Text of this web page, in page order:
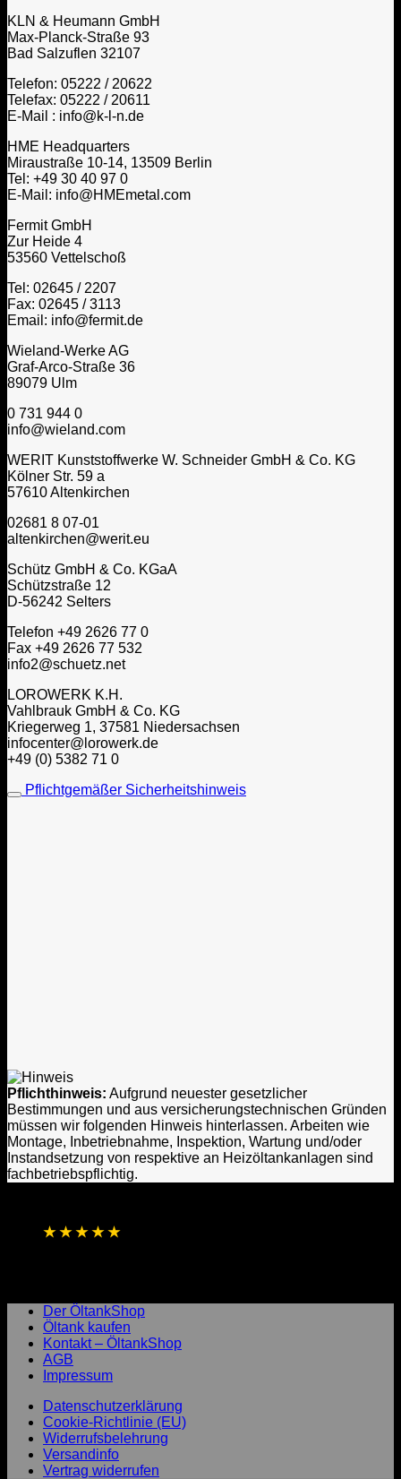
KLN & Heumann GmbH
Max-Planck-Straße 93
Bad Salzuflen 32107
Telefon: 05222 / 20622
Telefax: 05222 / 20611
E-Mail : info@k-l-n.de
HME Headquarters
Miraustraße 10-14, 13509 Berlin
Tel: +49 30 40 97 0
E-Mail: info@HMEmetal.com
Fermit GmbH
Zur Heide 4
53560 Vettelschoß
Tel: 02645 / 2207
Fax: 02645 / 3113
Email: info@fermit.de
Wieland-Werke AG
Graf-Arco-Straße 36
89079 Ulm
0 731 944 0
info@wieland.com
WERIT Kunststoffwerke W. Schneider GmbH & Co. KG
Kölner Str. 59 a
57610 Altenkirchen
02681 8 07-01
altenkirchen@werit.eu
Schütz GmbH & Co. KGaA
Schützstraße 12
D-56242 Selters
Telefon +49 2626 77 0
Fax +49 2626 77 532
info2@schuetz.net
LOROWERK K.H.
Vahlbrauk GmbH & Co. KG
Kriegerweg 1, 37581 Niedersachsen
infocenter@lorowerk.de
+49 (0) 5382 71 0
Pflichtgemäßer Sicherheitshinweis
Pflichthinweis: Aufgrund neuester gesetzlicher
Bestimmungen und aus versicherungstechnischen Gründen
müssen wir folgenden Hinweis hinterlassen. Arbeiten wie
Montage, Inbetriebnahme, Inspektion, Wartung und/oder
Instandsetzung von respektive an Heizöltankanlagen sind
fachbetriebspflichtig.
★★★★★
Der ÖltankShop
Öltank kaufen
Kontakt – ÖltankShop
AGB
Impressum
Datenschutzerklärung
Cookie-Richtlinie (EU)
Widerrufsbelehrung
Versandinfo
Vertrag widerrufen